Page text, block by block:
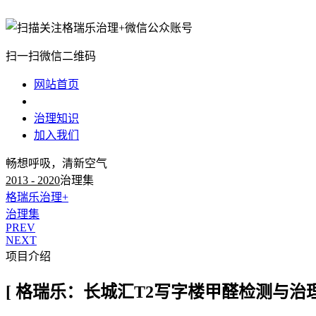
扫一扫微信二维码
网站首页
治理知识
加入我们
畅想呼吸，清新空气
2013 - 2020治理集
格瑞乐治理+
治理集
PREV
NEXT
项目介绍
[ 格瑞乐：长城汇T2写字楼甲醛检测与治